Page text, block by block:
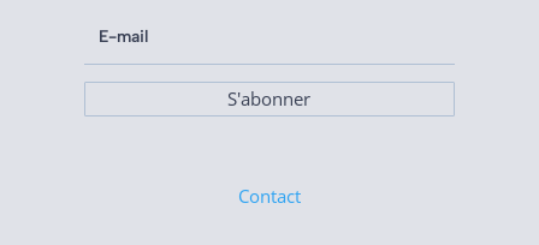
S'abonner
Contact